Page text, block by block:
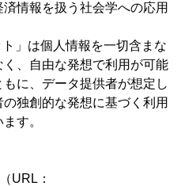
情報を扱う社会学への応用
」は個人情報を一切含まな
、自由な発想で利用が可能
に、データ提供者が想定し
独創的な発想に基づく利用
す。
URL：